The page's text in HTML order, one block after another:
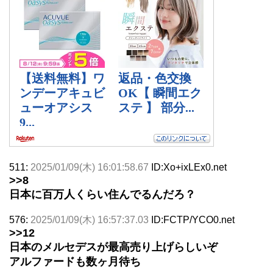
511: 2025/01/09(木) 16:01:58.67 ID:Xo+ixLEx0.net
>>8
日本に百万人くらい住んでるんだろ？
576: 2025/01/09(木) 16:57:37.03 ID:FCTP/YCO0.net
>>12
日本のメルセデスが最高売り上げらしいぞ
アルファードも数ヶ月待ち